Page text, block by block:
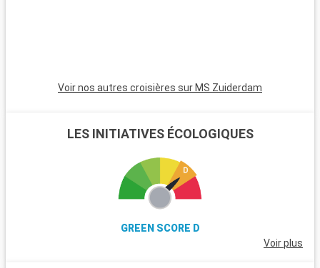
Voir nos autres croisières sur MS Zuiderdam
LES INITIATIVES ÉCOLOGIQUES
GREEN SCORE D
Voir plus